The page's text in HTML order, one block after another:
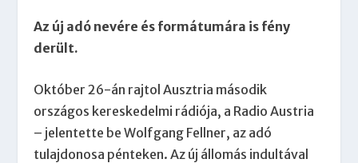
Az új adó nevére és formátumára is fény
derült.
Október 26-án rajtol Ausztria második
országos kereskedelmi rádiója, a Radio Austria
– jelentette be Wolfgang Fellner, az adó
tulajdonosa pénteken. Az új állomás indultával